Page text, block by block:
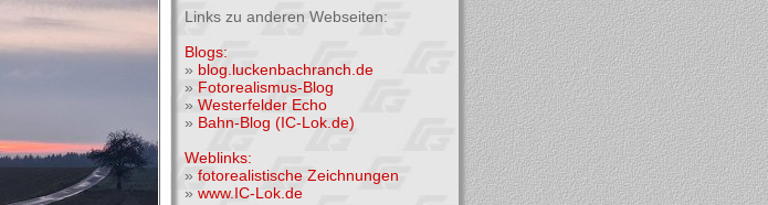
Links zu anderen Webseiten:
Blogs:
» blog.luckenbachranch.de
» Fotorealismus-Blog
» Westerfelder Echo
» Bahn-Blog (IC-Lok.de)
Weblinks:
» fotorealistische Zeichnungen
» www.IC-Lok.de